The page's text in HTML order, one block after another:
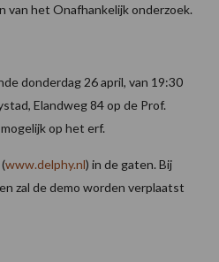
van het Onafhankelijk onderzoek.
donderdag 26 april, van 19:30
Elandweg 84 op de Prof.
op het erf.
www.delphy.nl) in de gaten. Bij
zal de demo worden verplaatst